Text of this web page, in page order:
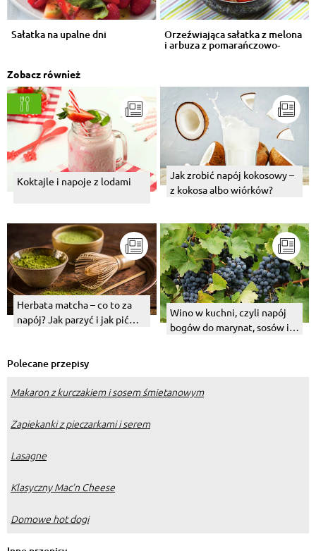
Sałatka na upalne dni Orzeźwiająca sałatka z melona
i arbuza z pomarańczowo-
Zobacz również
Koktajle i napoje z lodami
Jak zrobić napój kokosowy –
z kokosa albo wiórków?
Herbata matcha – co to za
napój? Jak parzyć i jak pić
Wino w kuchni, czyli napój
bogów do marynat, sosów i
Polecane przepisy
Makaron z kurczakiem i sosem śmietanowym
Zapiekanki z pieczarkami i serem
Lasagne
Klasyczny Mac’n Cheese
Domowe hot dogi